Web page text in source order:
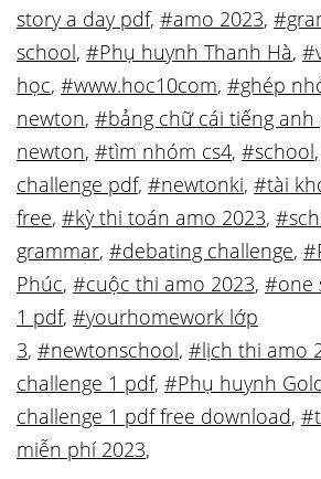
story a day pdf, #amo 2023,
school, #Phụ huynh Thanh Hà,
học, #www.hoc10com, #ghép
newton, #bảng chữ cái tiếng anh
newton, #tìm nhóm cs4, #school,
challenge pdf, #newtonki, #tài
free, #kỳ thi toán amo 2023,
grammar, #debating challenge,
Phúc, #cuộc thi amo 2023, #one
1 pdf, #yourhomework lớp
3, #newtonschool, #lịch thi amo
challenge 1 pdf, #Phụ huynh
challenge 1 pdf free download,
miễn phí 2023,